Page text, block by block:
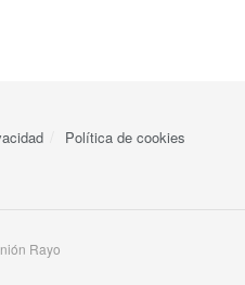
Política de cookies
Rayo